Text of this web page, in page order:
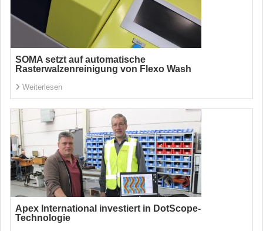
SOMA setzt auf automatische
Rasterwalzenreinigung von Flexo Wash
Weiterlesen
Apex International investiert in DotScope-
Technologie